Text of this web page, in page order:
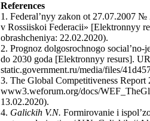
References
1. Federal’nyy zakon ot 27.07.2007
v Rossiiskoi Federacii» [Elektronnyy
obrashcheniya: 22.02.2020).
2. Prognoz dolgosrochnogo
do 2030 goda [Elektronnyy resurs].
static.government.ru/media/files/
3. The Global Competitiveness
www3.weforum.org/docs/
13.02.2020).
4. Galickih V.N. Formirovanie i